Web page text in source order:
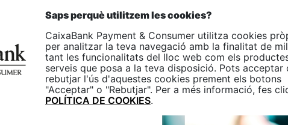
CA
Empreses Particulars
Saps perquè utilitzem les cookies?
CaixaBank Payment & Consumer utilitza cookies
per analitzar la teva navegació amb la finalitat de
tant les funcionalitats del lloc web com els
serveis que posa a la teva disposició. Pots acceptar
rebutjar l'ús d'aquestes cookies prement els botons
"Acceptar" o "Rebutjar". Per a més informació, fes
POLÍTICA DE COOKIES.